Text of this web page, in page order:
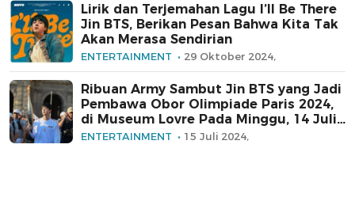
Lirik dan Terjemahan Lagu I’ll Be There
Jin BTS, Berikan Pesan Bahwa Kita Tak
Akan Merasa Sendirian
ENTERTAINMENT 29 Oktober 2024,
Ribuan Army Sambut Jin BTS yang Jadi
Pembawa Obor Olimpiade Paris 2024,
di Museum Lovre Pada Minggu, 14 Juli
2024
ENTERTAINMENT 15 Juli 2024,